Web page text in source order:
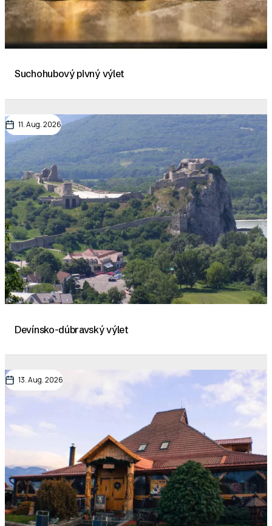
Suchohubový pivný výlet
11. Aug. 2026
Devínsko-dúbravský výlet
13. Aug. 2026